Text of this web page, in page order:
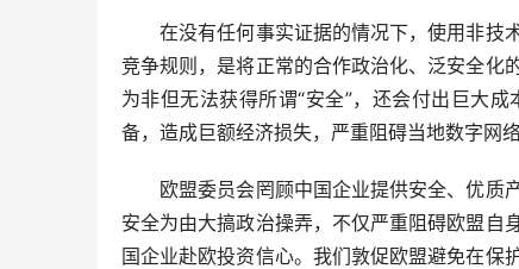
在没有任何事实证据的情况下，使用非技
竞争规则，是将正常的合作政治化、泛安全化
为非但无法获得所谓“安全”，还会付出巨大
备，造成巨额经济损失，严重阻碍当地数字网络
欧盟委员会罔顾中国企业提供安全、优质
安全为由大搞政治操弄，不仅严重阻碍欧盟自
国企业赴欧投资信心。我们敦促欧盟避免在保